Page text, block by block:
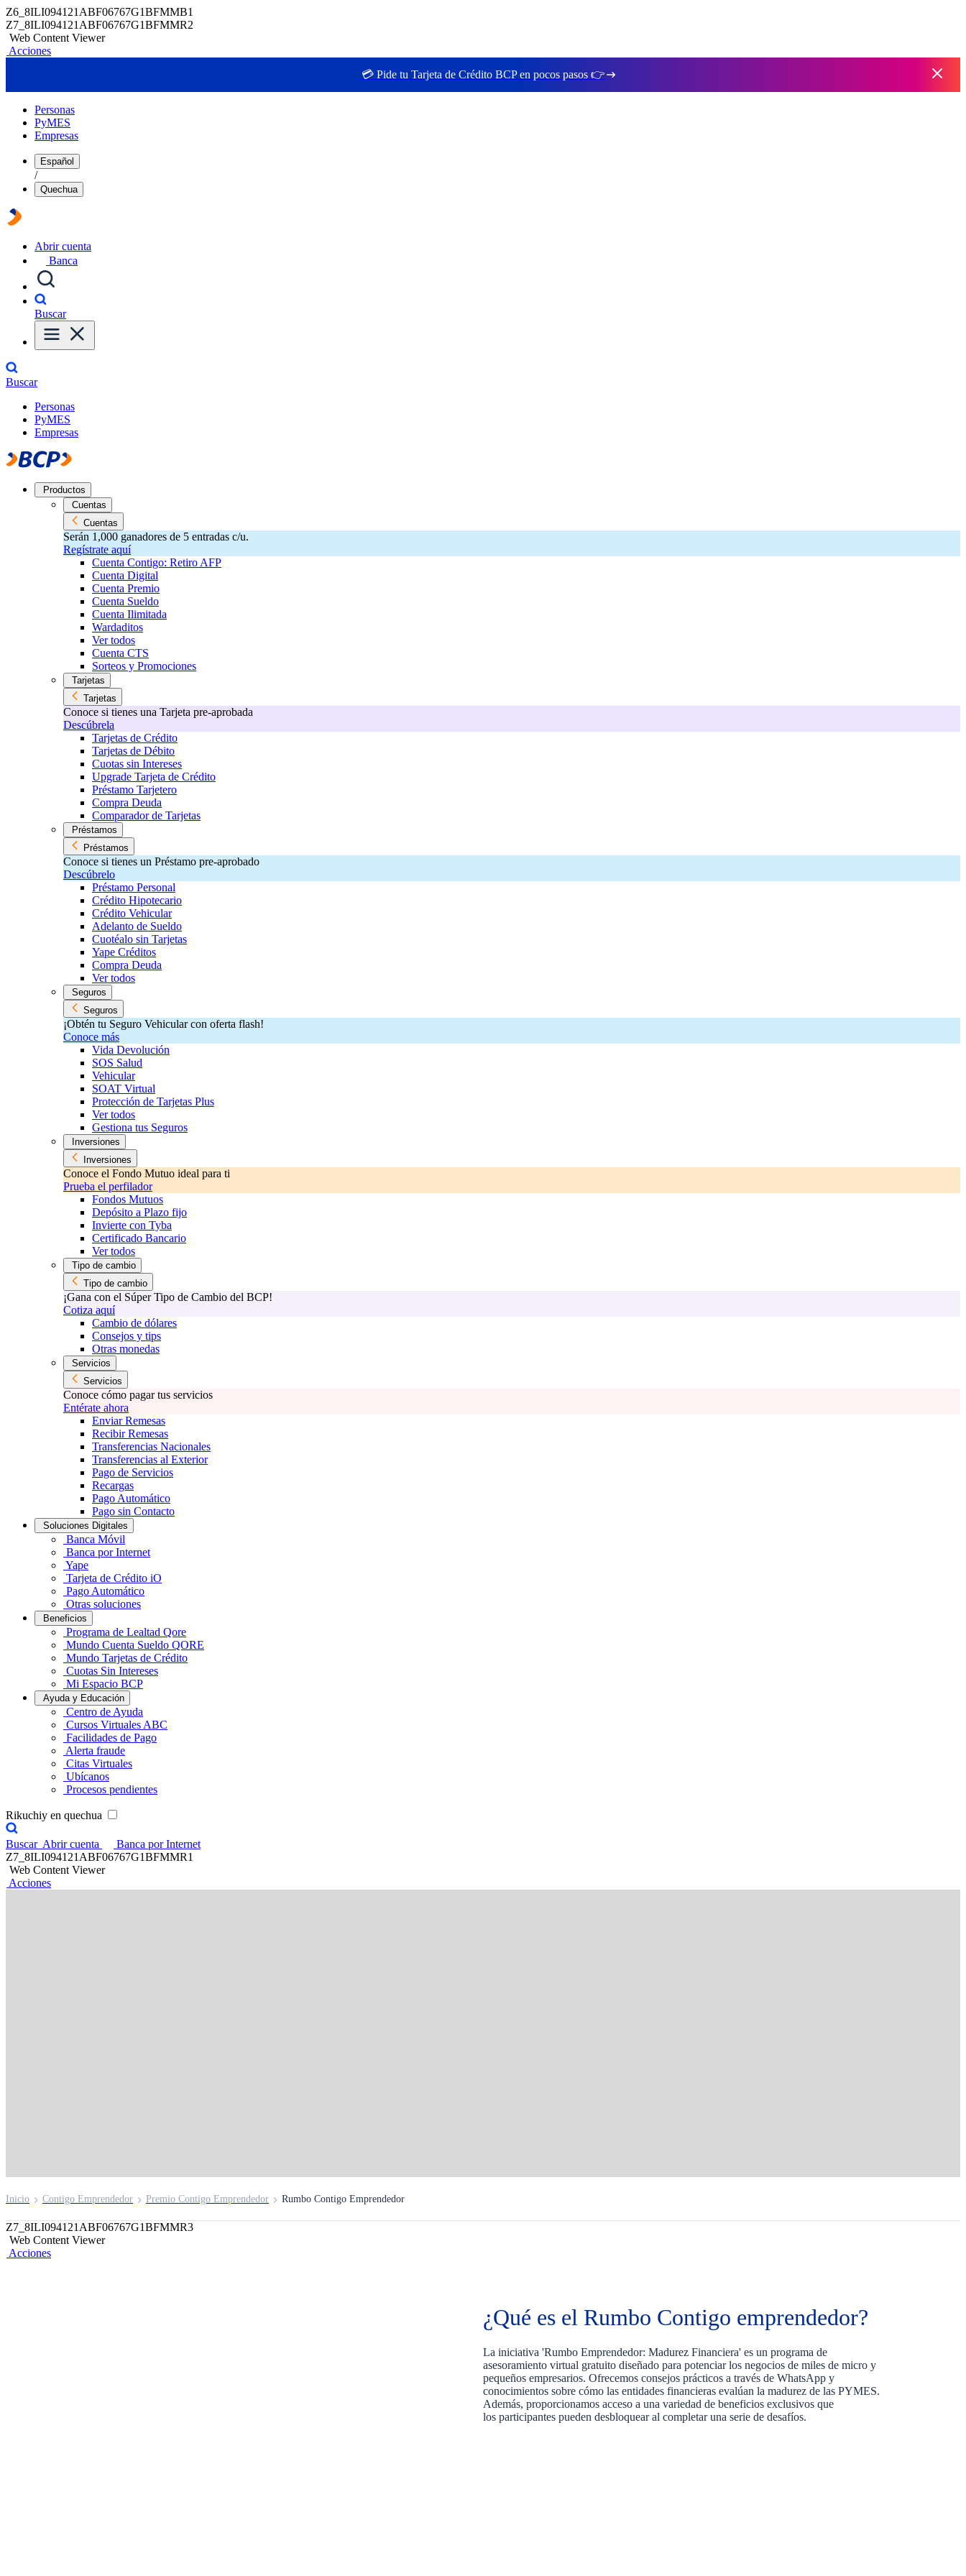
Z6_8ILI094121ABF06767G1BFMMB1
Z7_8ILI094121ABF06767G1BFMMR2
Web Content Viewer
Acciones
💳 Pide tu Tarjeta de Crédito BCP en pocos pasos 👉
Personas
PyMES
Empresas
Español
/
Quechua
Abrir cuenta
Banca
Buscar
Buscar
Personas
PyMES
Empresas
Productos
Cuentas
Cuentas
Serán 1,000 ganadores de 5 entradas c/u.
Regístrate aquí
Cuenta Contigo: Retiro AFP
Cuenta Digital
Cuenta Premio
Cuenta Sueldo
Cuenta Ilimitada
Wardaditos
Ver todos
Cuenta CTS
Sorteos y Promociones
Tarjetas
Tarjetas
Conoce si tienes una Tarjeta pre-aprobada
Descúbrela
Tarjetas de Crédito
Tarjetas de Débito
Cuotas sin Intereses
Upgrade Tarjeta de Crédito
Préstamo Tarjetero
Compra Deuda
Comparador de Tarjetas
Préstamos
Préstamos
Conoce si tienes un Préstamo pre-aprobado
Descúbrelo
Préstamo Personal
Crédito Hipotecario
Crédito Vehicular
Adelanto de Sueldo
Cuotéalo sin Tarjetas
Yape Créditos
Compra Deuda
Ver todos
Seguros
Seguros
¡Obtén tu Seguro Vehicular con oferta flash!
Conoce más
Vida Devolución
SOS Salud
Vehicular
SOAT Virtual
Protección de Tarjetas Plus
Ver todos
Gestiona tus Seguros
Inversiones
Inversiones
Conoce el Fondo Mutuo ideal para ti
Prueba el perfilador
Fondos Mutuos
Depósito a Plazo fijo
Invierte con Tyba
Certificado Bancario
Ver todos
Tipo de cambio
Tipo de cambio
¡Gana con el Súper Tipo de Cambio del BCP!
Cotiza aquí
Cambio de dólares
Consejos y tips
Otras monedas
Servicios
Servicios
Conoce cómo pagar tus servicios
Entérate ahora
Enviar Remesas
Recibir Remesas
Transferencias Nacionales
Transferencias al Exterior
Pago de Servicios
Recargas
Pago Automático
Pago sin Contacto
Soluciones Digitales
Banca Móvil
Banca por Internet
Yape
Tarjeta de Crédito iO
Pago Automático
Otras soluciones
Beneficios
Programa de Lealtad Qore
Mundo Cuenta Sueldo QORE
Mundo Tarjetas de Crédito
Cuotas Sin Intereses
Mi Espacio BCP
Ayuda y Educación
Centro de Ayuda
Cursos Virtuales ABC
Facilidades de Pago
Alerta fraude
Citas Virtuales
Ubícanos
Procesos pendientes
Rikuchiy en quechua
Buscar Abrir cuenta
Banca por Internet
Z7_8ILI094121ABF06767G1BFMMR1
Web Content Viewer
Acciones
Inicio Contigo Emprendedor Premio Contigo Emprendedor Rumbo Contigo Emprendedor
Z7_8ILI094121ABF06767G1BFMMR3
Web Content Viewer
Acciones
¿Qué es el Rumbo Contigo emprendedor?
La iniciativa 'Rumbo Emprendedor: Madurez Financiera' es un programa de
asesoramiento virtual gratuito diseñado para potenciar los negocios de miles de micro y
pequeños empresarios. Ofrecemos consejos prácticos a través de WhatsApp y
conocimientos sobre cómo las entidades financieras evalúan la madurez de las PYMES.
Además, proporcionamos acceso a una variedad de beneficios exclusivos que
los participantes pueden desbloquear al completar una serie de desafíos.